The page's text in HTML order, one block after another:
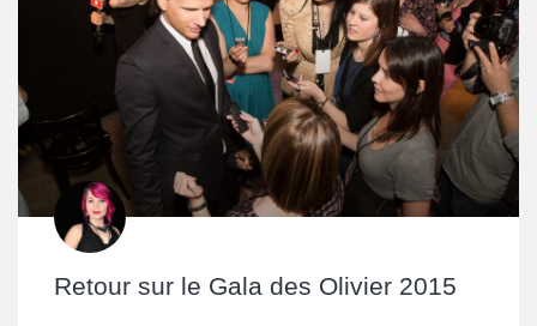
Retour sur le Gala des Olivier 2015